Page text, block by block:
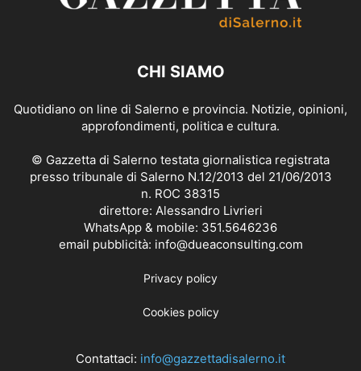
CHI SIAMO
Quotidiano on line di Salerno e provincia. Notizie, opinioni,
approfondimenti, politica e cultura.
© Gazzetta di Salerno testata giornalistica registrata
presso tribunale di Salerno N.12/2013 del 21/06/2013
n. ROC 38315
direttore: Alessandro Livrieri
WhatsApp & mobile: 351.5646236
email pubblicità: info@dueaconsulting.com
Privacy policy
Cookies policy
Contattaci: info@gazzettadisalerno.it